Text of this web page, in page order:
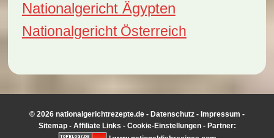
Nationalgericht Ägypten
Nationalgericht Österreich
© 2026 nationalgerichtrezepte.de - Datenschutz - Impressum -
Sitemap- Affiliate Links - Cookie-Einstellungen- Partner: